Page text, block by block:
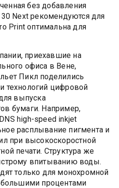
без добавления
30 Next рекомендуются для
Print оптимальна для
приехавшие на
офиса в Вене,
Пикл поделились
технологий цифровой
выпуска
бумаги. Например,
high-speed inkjet
расплывание пигмента и
при высокоскоростной
печати. Структура же
впитыванию воды.
только для монохромной
процентами